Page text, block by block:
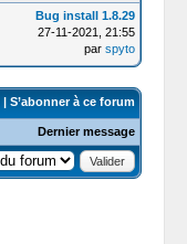
Bug install 1.8.29
27-11-2021, 21:55
par spyto
| S’abonner à ce forum
Dernier message